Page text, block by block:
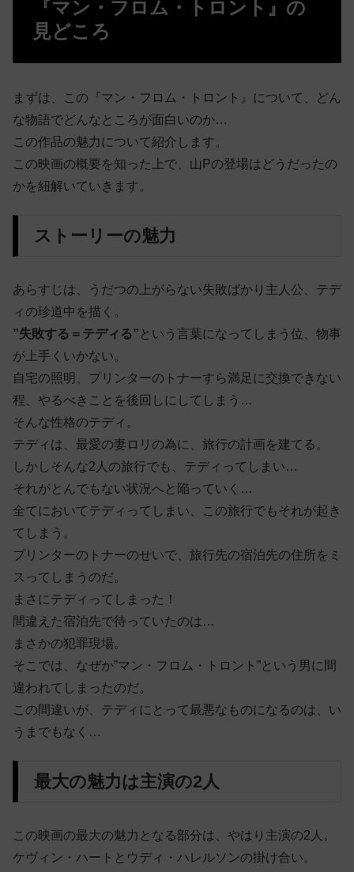
『マン・フロム・トロント』の
見どころ
まずは、この『マン・フロム・トロント』について、どん
な物語でどんなところが面白いのか…
この作品の魅力について紹介します。
この映画の概要を知った上で、山Pの登場はどうだったの
かを紐解いていきます。
ストーリーの魅力
あらすじは、うだつの上がらない失敗ばかり主人公、テデ
ィの珍道中を描く。
”失敗する＝テディる” という言葉になってしまう位、物事
が上手くいかない。
自宅の照明、プリンターのトナーすら満足に交換できない
程、やるべきことを後回しにしてしまう…
そんな性格のテディ。
テディは、最愛の妻ロリの為に、旅行の計画を建てる。
しかしそんな2人の旅行でも、テディってしまい…
それがとんでもない状況へと陥っていく…
全てにおいてテディってしまい、この旅行でもそれが起き
てしまう。
プリンターのトナーのせいで、旅行先の宿泊先の住所をミ
スってしまうのだ。
まさにテディってしまった！
間違えた宿泊先で待っていたのは…
まさかの犯罪現場。
そこでは、なぜか”マン・フロム・トロント”という男に間
違われてしまったのだ。
この間違いが、テディにとって最悪なものになるのは、い
うまでもなく…
最大の魅力は主演の2人
この映画の最大の魅力となる部分は、やはり主演の2人。
ケヴィン・ハートとウディ・ハレルソンの掛け合い。